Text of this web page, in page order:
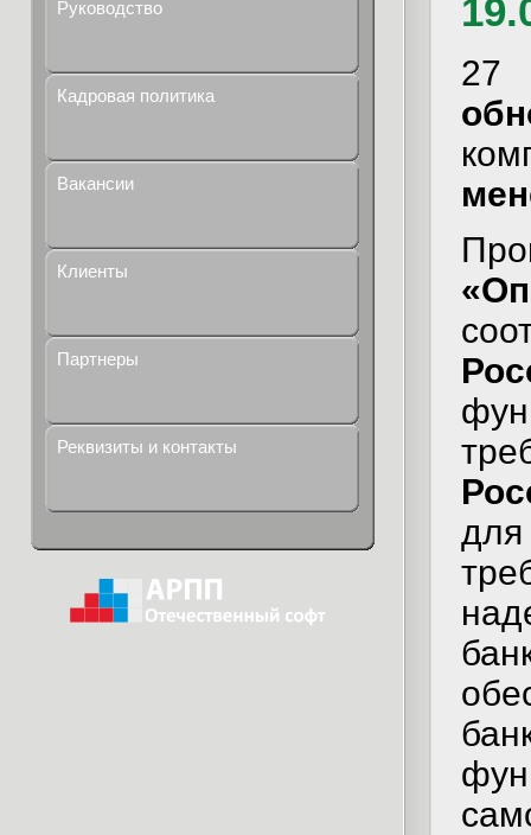
Руководство
Кадровая политика
Вакансии
Клиенты
Партнеры
Реквизиты и контакты
27